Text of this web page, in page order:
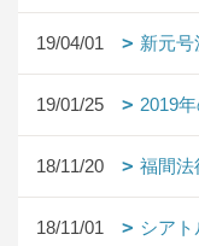
19/04/01 新元号
19/01/25 2019
18/11/20 福間
18/11/01 シア